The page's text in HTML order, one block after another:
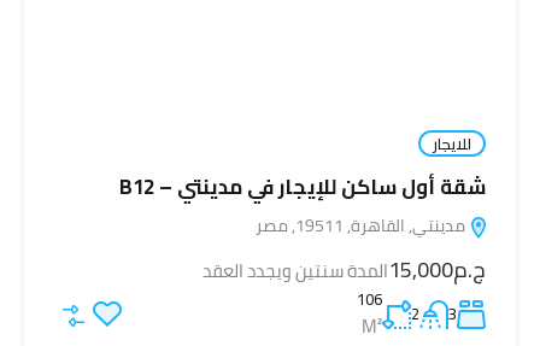
للايجار
شقة أول ساكن للإيجار في مدينتي – B12
مدينتي, القاهرة, 19511, مصر
ج.م15,000 المدة سنتين ويجدد العقد
3
2
106
M²